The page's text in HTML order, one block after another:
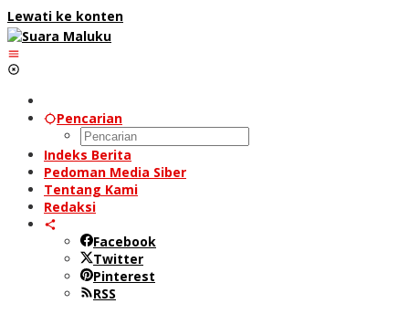
Lewati ke konten
Pencarian
Indeks Berita
Pedoman Media Siber
Tentang Kami
Redaksi
Facebook
Twitter
Pinterest
RSS